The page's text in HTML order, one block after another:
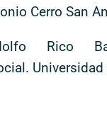
Cerro San
Rico
Universidad